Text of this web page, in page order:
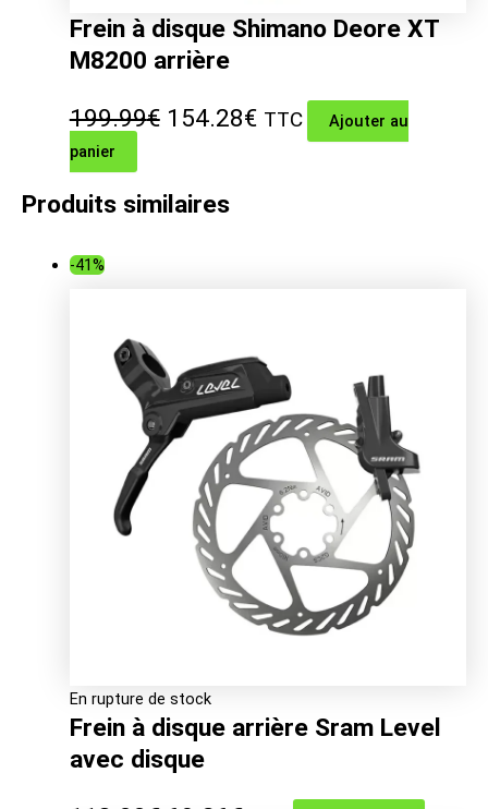
Frein à disque Shimano Deore XT
M8200 arrière
199.99€ Le
initial
154.28€Le
TTC
Ajouter au
panier
Produits similaires
-41%
En rupture de stock
Frein à disque arrière Sram Level
avec disque